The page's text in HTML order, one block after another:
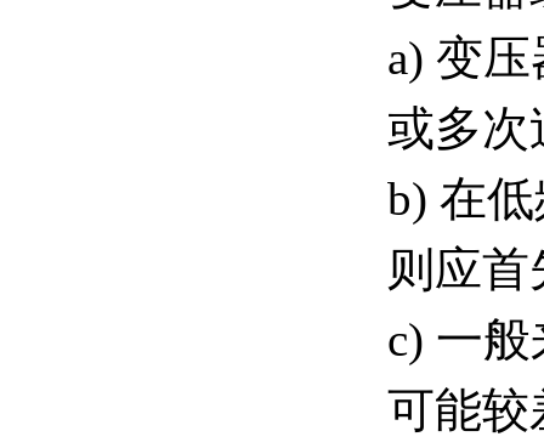
a) 变
或多次
b) 在
则应
c) 一
可能较